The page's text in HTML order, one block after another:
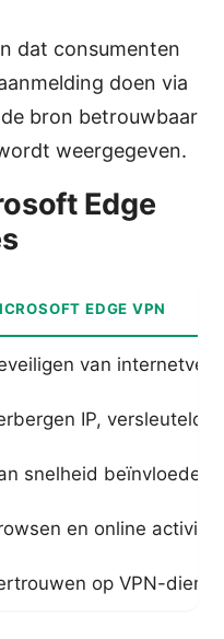
dat consumenten
doen via
bron betrouwbaar
weergegeven.
Edge
EDGE VPN
van
IP,
snelheid
en online
op VPN-